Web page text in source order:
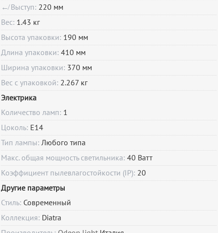
↚ Выступ: 220 мм
Вес: 1.43 кг
Высота упаковки: 190 мм
Длина упаковки:410 мм
Ширина упаковки: 370 мм
Вес с упаковкой: 2.267 кг
Электрика
Количество ламп: 1
Цоколь: E14
Тип лампы:Любого типа
Макс. общая мощность светильника:40 Ватт
Коэффициент пылевлагостойкости (IP): 20
Другие параметры
Стиль: Современный
Коллекция: Diatra